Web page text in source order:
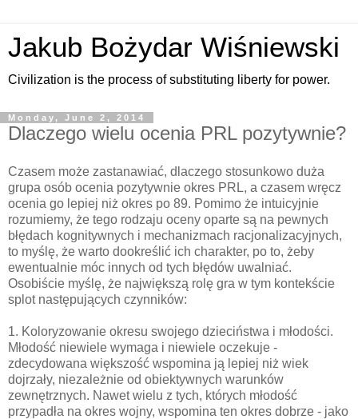
Jakub Bożydar Wiśniewski
Civilization is the process of substituting liberty for power.
Monday, June 2, 2014
Dlaczego wielu ocenia PRL pozytywnie?
Czasem może zastanawiać, dlaczego stosunkowo duża
grupa osób ocenia pozytywnie okres PRL, a czasem wręcz
ocenia go lepiej niż okres po 89. Pomimo że intuicyjnie
rozumiemy, że tego rodzaju oceny oparte są na pewnych
błędach kognitywnych i mechanizmach racjonalizacyjnych,
to myślę, że warto dookreślić ich charakter, po to, żeby
ewentualnie móc innych od tych błędów uwalniać.
Osobiście myślę, że największą rolę gra w tym kontekście
splot następujących czynników:
1. Koloryzowanie okresu swojego dzieciństwa i młodości.
Młodość niewiele wymaga i niewiele oczekuje -
zdecydowana większość wspomina ją lepiej niż wiek
dojrzały, niezależnie od obiektywnych warunków
zewnętrznych. Nawet wielu z tych, których młodość
przypadła na okres wojny, wspomina ten okres dobrze - jako